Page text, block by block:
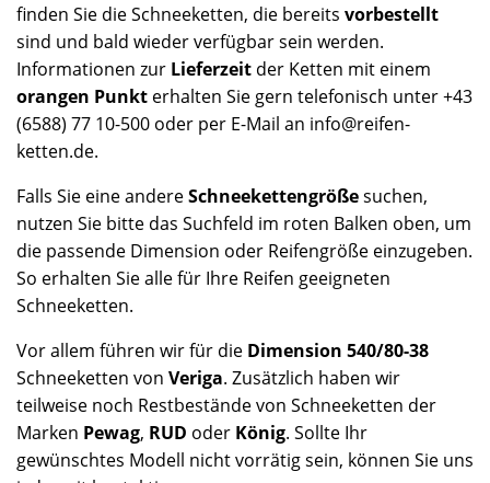
finden Sie die Schneeketten, die bereits vorbestellt
sind und bald wieder verfügbar sein werden.
Informationen zur Lieferzeit der Ketten mit einem
orangen Punkt erhalten Sie gern telefonisch unter +43
(6588) 77 10-500 oder per E-Mail an info@reifen-
ketten.de.
Falls Sie eine andereSchneekettengrößesuchen,
nutzen Sie bitte das Suchfeld im roten Balken oben, um
die passende Dimension oder Reifengröße einzugeben.
So erhalten Sie alle für Ihre Reifen geeigneten
Schneeketten.
Vor allem führen wir für die Dimension 540/80-38
Schneeketten von Veriga. Zusätzlich haben wir
teilweise noch Restbestände von Schneeketten der
Marken Pewag, RUD oder König. Sollte Ihr
gewünschtes Modell nicht vorrätig sein, können Sie uns